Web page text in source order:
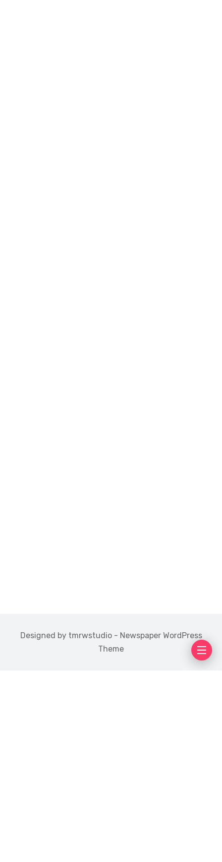
Designed by tmrwstudio - Newspaper WordPress
Theme